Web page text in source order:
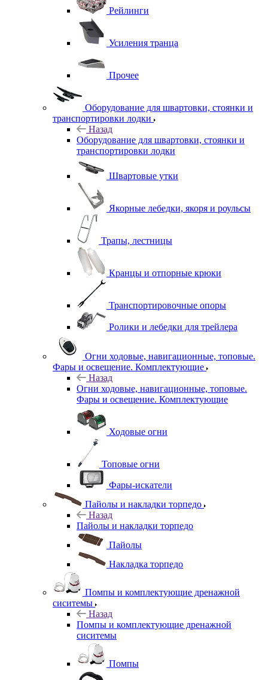
Рейлинги
Усиления транца
Прочее
Оборудование для швартовки, стоянки и
транспортировки лодки
Назад
Оборудование для швартовки, стоянки и
транспортировки лодки
Швартовые утки
Якорные лебедки, якоря и роульсы
Трапы, лестницы
Кранцы и отпорные крюки
Транспортировочные опоры
Ролики и лебедки для трейлера
Огни ходовые, навигационные, топовые.
Фары и освещение. Комплектующие
Назад
Огни ходовые, навигационные, топовые.
Фары и освещение. Комплектующие
Ходовые огни
Топовые огни
Фары-искатели
Пайолы и накладки торпедо
Назад
Пайолы и накладки торпедо
Пайолы
Накладка торпедо
Помпы и комплектующие дренажной
сиситемы
Назад
Помпы и комплектующие дренажной
сиситемы
Помпы